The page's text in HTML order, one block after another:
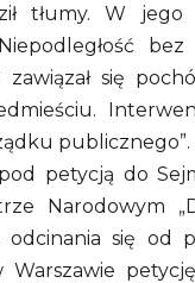
tłumy. W jego
bez
zawiązał się
publicznego”.
petycją do
Narodowym
się od